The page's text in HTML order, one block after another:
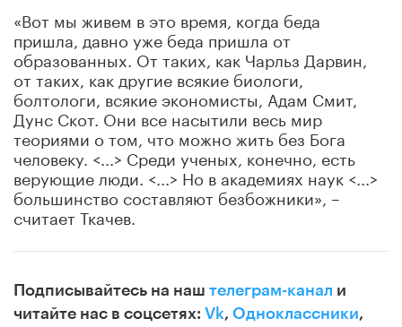
«Вот мы живем в это время, когда беда
пришла, давно уже беда пришла от
образованных. От таких, как Чарльз Дарвин,
от таких, как другие всякие биологи,
болтологи, всякие экономисты, Адам Смит,
Дунс Скот. Они все насытили весь мир
теориями о том, что можно жить без Бога
человеку. <...> Среди ученых, конечно, есть
верующие люди. <...> Но в академиях наук <...>
большинство составляют безбожники», –
считает Ткачев.
Подписывайтесь на наш телеграм-канал и
читайте нас в соцсетях: Vk, Одноклассники,